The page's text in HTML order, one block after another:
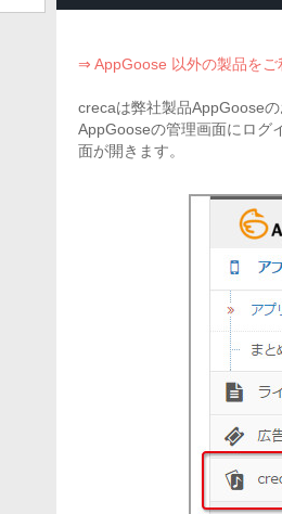
⇒ AppGoose 以外の製品をご
crecaは弊社製品AppGoose
AppGooseの管理画面にログ
面が開きます。